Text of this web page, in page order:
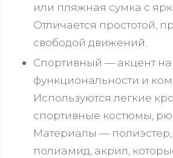
или пляжная сумка с
Отличается простотой,
свободой движений.
Спортивный — акцент на
функциональности и
Используются легкие
спортивные костюмы,
Материалы — полиэстер,
полиамид, акрил,